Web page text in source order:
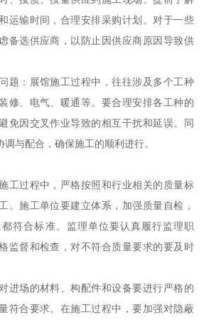
运输时间，合理安排采购计划。对于一些
备选供应商，以防止因供应商原因导致供
题：展馆施工过程中，往往涉及多个工种
修、电气、暖通等。要合理安排各工种的
免因交叉作业导致的相互干扰和延误。同
与配合，确保施工的顺利进行。
工过程中，严格按照和行业相关的质量标
。施工单位要建立体系，加强质量自检，
符合标准。监理单位要认真履行监理职
监督和检查，对不符合质量要求的要及时
进场的材料、构配件和设备要进行严格的
符合要求。在施工过程中，要加强对隐蔽